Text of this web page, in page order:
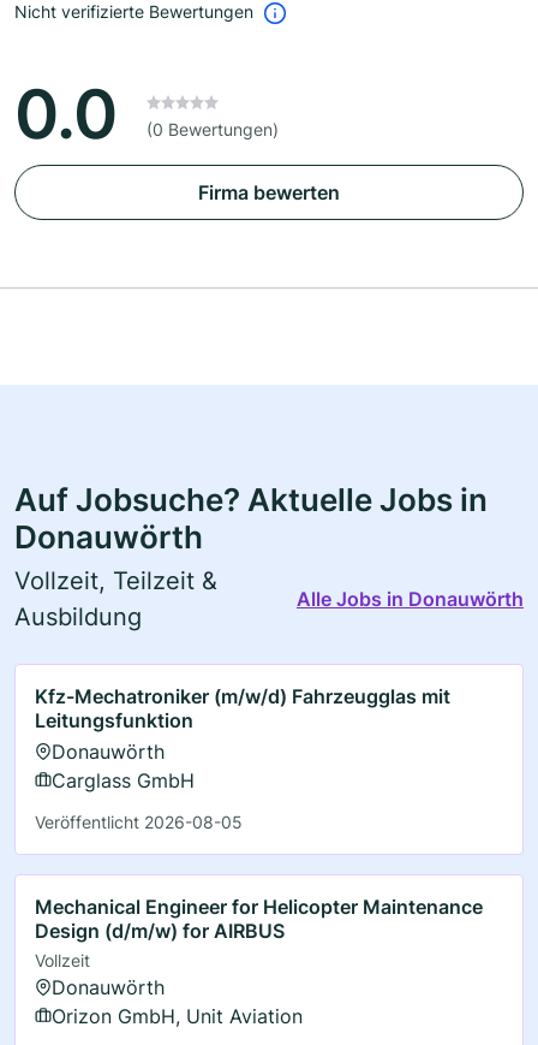
Nicht verifizierte Bewertungen
0.0 (0 Bewertungen)
Firma bewerten
Auf Jobsuche? Aktuelle Jobs in
Donauwörth
Vollzeit, Teilzeit &
Ausbildung
Alle Jobs in Donauwörth
Kfz-Mechatroniker (m/w/d) Fahrzeugglas mit
Leitungsfunktion
Donauwörth
Carglass GmbH
Veröffentlicht 2026-08-05
Mechanical Engineer for Helicopter Maintenance
Design (d/m/w) for AIRBUS
Vollzeit
Donauwörth
Orizon GmbH, Unit Aviation